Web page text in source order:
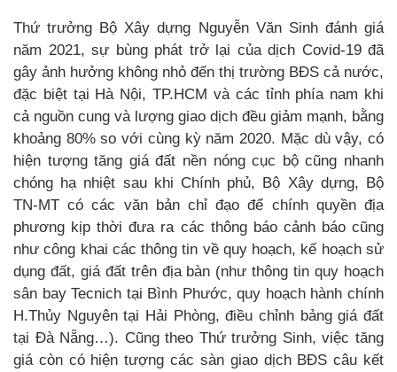
Thứ trưởng Bộ Xây dựng Nguyễn Văn Sinh đánh giá
năm 2021, sự bùng phát trở lại của dịch Covid-19 đã
gây ảnh hưởng không nhỏ đến thị trường BĐS cả nước,
đặc biệt tại Hà Nội, TP.HCM và các tỉnh phía nam khi
cả nguồn cung và lượng giao dịch đều giảm mạnh, bằng
khoảng 80% so với cùng kỳ năm 2020. Mặc dù vậy, có
hiện tượng tăng giá đất nền nóng cục bộ cũng nhanh
chóng hạ nhiệt sau khi Chính phủ, Bộ Xây dựng, Bộ
TN-MT có các văn bản chỉ đạo để chính quyền địa
phương kịp thời đưa ra các thông báo cảnh báo cũng
như công khai các thông tin về quy hoạch, kế hoạch sử
dụng đất, giá đất trên địa bàn (như thông tin quy hoạch
sân bay Tecnich tại Bình Phước, quy hoạch hành chính
H.Thủy Nguyên tại Hải Phòng, điều chỉnh bảng giá đất
tại Đà Nẵng…). Cũng theo Thứ trưởng Sinh, việc tăng
giá còn có hiện tượng các sàn giao dịch BĐS câu kết